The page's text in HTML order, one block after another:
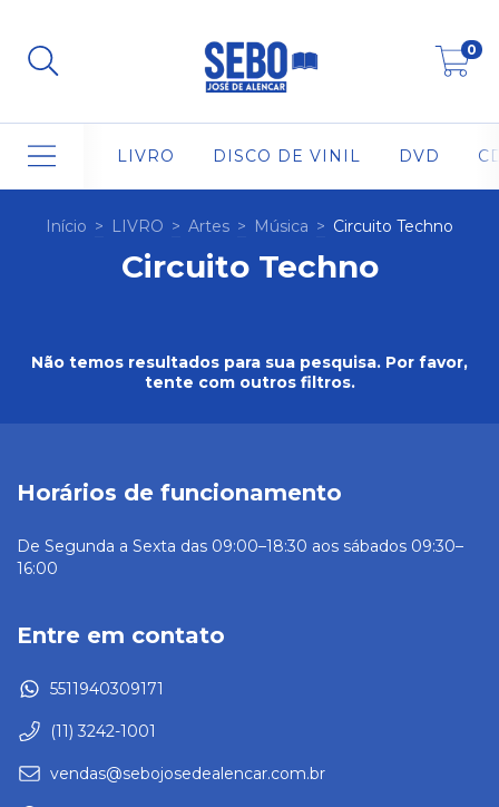
0
LIVRO DISCO DE VINIL DVD
Início > LIVRO > Artes > Música > Circuito Techno
Circuito Techno
Não temos resultados para sua pesquisa. Por favor,
tente com outros filtros.
Horários de funcionamento
De Segunda a Sexta das 09:00–18:30 aos sábados 09:30–
16:00
Entre em contato
5511940309171
(11) 3242-1001
vendas@sebojosedealencar.com.br